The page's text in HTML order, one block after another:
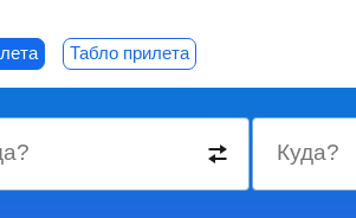
Табло прилета
Куда?